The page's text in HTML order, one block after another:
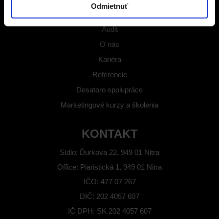
Odmietnuť
Audit
O nás
Kariéra
Referencie
Desatoro spolupráce
Marketingové kurzy a školenia
KONTAKT
Sídlo: Ďurkova 22, 949 01 Nitra
Office: Piaristická 1, 949 01 Nitra
IČO: 477 07 267
DIČ: 202 4057 607
IČ DPH: SK 202 4057 607